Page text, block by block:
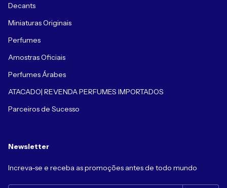
Decants
Miniaturas Originais
Perfumes
Amostras Oficiais
Perfumes Árabes
ATACADO| REVENDA PERFUMES IMPORTADOS
Parceiros de Sucesso
Newsletter
Increva-se e receba as promoções antes de todo mundo